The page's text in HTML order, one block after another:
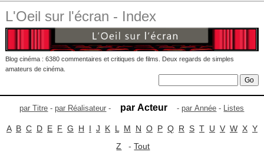
L'Oeil sur l'écran - Index
Blog cinéma : 6380 commentaires et critiques de films. Deux regards de simples
amateurs de cinéma.
par Titre -par Réalisateur - par Acteur -par Année - Listes
A B C D E F G H I J K L M N O P Q R S T U V W X Y
Z -Tout